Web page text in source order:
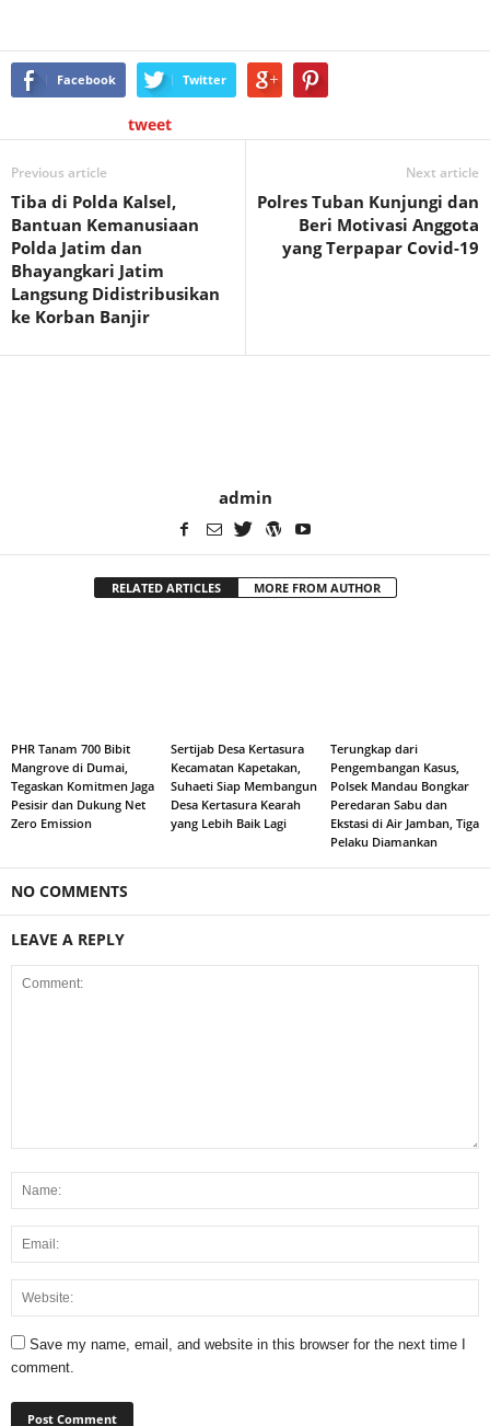
Facebook Twitter
tweet
Previous article
Tiba di Polda Kalsel,
Bantuan Kemanusiaan
Polda Jatim dan
Bhayangkari Jatim
Langsung Didistribusikan
ke Korban Banjir
Next article
Polres Tuban Kunjungi dan
Beri Motivasi Anggota
yang Terpapar Covid-19
admin
RELATED ARTICLES MORE FROM AUTHOR
PHR Tanam 700 Bibit
Mangrove di Dumai,
Tegaskan Komitmen Jaga
Pesisir dan Dukung Net
Zero Emission
Sertijab Desa Kertasura
Kecamatan Kapetakan,
Suhaeti Siap Membangun
Desa Kertasura Kearah
yang Lebih Baik Lagi
Terungkap dari
Pengembangan Kasus,
Polsek Mandau Bongkar
Peredaran Sabu dan
Ekstasi di Air Jamban, Tiga
Pelaku Diamankan
NO COMMENTS
LEAVE A REPLY
Save my name, email, and website in this browser for the next time I
comment.